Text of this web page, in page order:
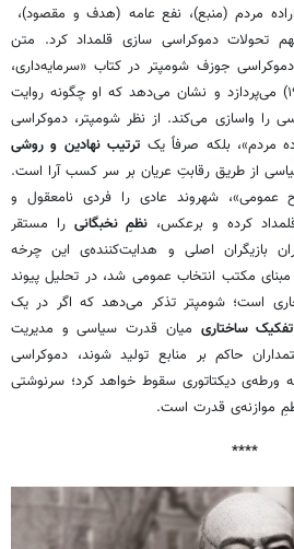
مردم (منبع)، نفع عامه (هدف و مقصود)،
تحولات دموکراسی سازی قلمداد کرد. متن
جوزف شومپتر در کتاب «سرمایه‌داری،
سوسیالیسم و دموکراسی» (۱۹۴۲) می‌پردازد و نشان می‌دهد که او چگونه روایت
را واسازی می‌کند. از نظر شومپتر، دموکراسی
مردم»، بلکه صرفاً یک ترتیب نهادین و روشی
از طریق رقابتِ عریان بر سر کسب آرا است.
عمومی»، شهروند عادی را فردی نامعقول و
کرده و برعکس، نظمِ نخبگانی را مستقر
بازیگران اصلی و هدایت‌کننده‌ی این چرخه
مبنای مکتب انتخاب عمومی شد، در تحلیل پیوند
است؛ شومپتر تذکر می‌دهد که اگر در یک
ساختاری میان قدرت سیاسی و مدیریت
حاکم بر منابع تولید شوند، دموکراسی
ورطه‌ی دیکتاتوری سقوط خواهد کرد؛ سرنوشتی
موازنه‌ی قدرت است.
****